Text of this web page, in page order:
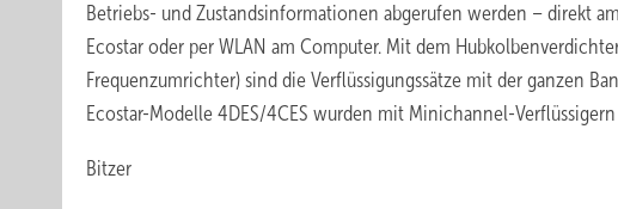
Betriebs- und Zustandsinformationen abgerufen werden – direkt
Ecostar oder per WLAN am Computer. Mit dem
Frequenzumrichter) sind die Verflüssigungssätze mit der ganzen
Ecostar-Modelle 4DES/4CES wurden mit Minichannel-
Bitzer